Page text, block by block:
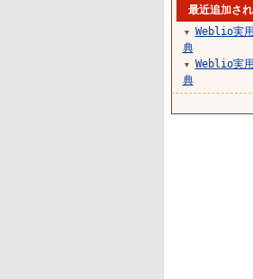
最近追加さ
▼
Weblio実
典
▼
Weblio実
典